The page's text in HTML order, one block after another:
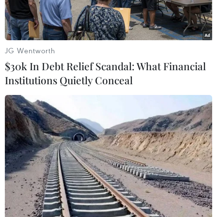
Con cá voi trôi dạt vào bờ được người dân thôn Trung Phường
làm lễ mai táng. (Ảnh: TTXVN phát)
Khoảng 6 giờ ngày 6/7, nhiều người dân thôn
Trung Phường, xã Duy Hải, huyện Duy Xuyên,
tỉnh Quảng Nam khi đang tắm ở bãi biển gần
JG Wentworth
$30k In Debt Relief Scandal: What Financial
Institutions Quietly Conceal